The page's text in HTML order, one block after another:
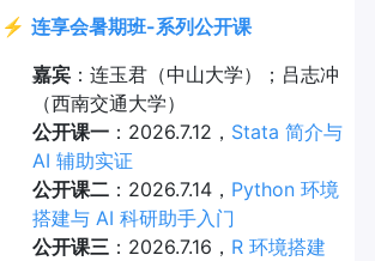
⚡ 连享会暑期班-系列公开课
嘉宾：连玉君（中山大学）；吕志冲
（西南交通大学）
公开课一：2026.7.12， Stata 简介与
AI 辅助实证
公开课二：2026.7.14， Python 环境
搭建与 AI 科研助手入门
公开课三：2026.7.16， R 环境搭建